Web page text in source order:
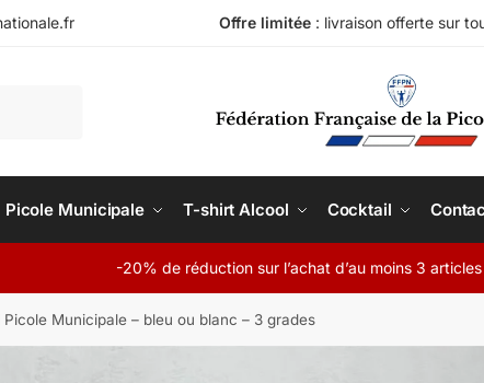
Offre limitée: livraison offerte sur
Picole Municipale T-shirt Alcool Cocktail
-20% de réduction sur l’achat d’au moins 3
Picole Municipale – bleu ou blanc – 3 grades